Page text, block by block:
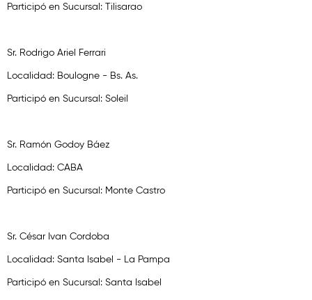
Participó en Sucursal: Tilisarao
Sr. Rodrigo Ariel Ferrari
Localidad: Boulogne - Bs. As.
Participó en Sucursal: Soleil
Sr. Ramón Godoy Báez
Localidad: CABA
Participó en Sucursal: Monte Castro
Sr. César Ivan Cordoba
Localidad: Santa Isabel - La Pampa
Participó en Sucursal: Santa Isabel